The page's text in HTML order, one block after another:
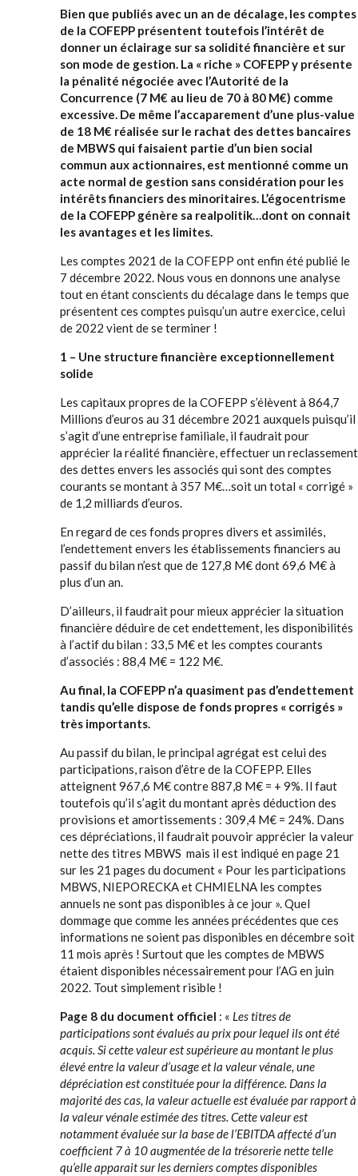
Bien que publiés avec un an de décalage, les comptes
de la COFEPP présentent toutefois l’intérêt de
donner un éclairage sur sa solidité financière et sur
son mode de gestion. La « riche » COFEPP y présente
la pénalité négociée avec l’Autorité de la
Concurrence (7 M€ au lieu de 70 à 80 M€) comme
excessive. De même l’accaparement d’une plus-value
de 18 M€ réalisée sur le rachat des dettes bancaires
de MBWS qui faisaient partie d’un bien social
commun aux actionnaires, est mentionné comme un
acte normal de gestion sans considération pour les
intérêts financiers des minoritaires. L’égocentrisme
de la COFEPP génère sa realpolitik…dont on connait
les avantages et les limites.
Les comptes 2021 de la COFEPP ont enfin été publié le
7 décembre 2022. Nous vous en donnons une analyse
tout en étant conscients du décalage dans le temps que
présentent ces comptes puisqu’un autre exercice, celui
de 2022 vient de se terminer !
1 – Une structure financière exceptionnellement
solide
Les capitaux propres de la COFEPP s’élèvent à 864,7
Millions d’euros au 31 décembre 2021 auxquels puisqu’il
s’agit d’une entreprise familiale, il faudrait pour
apprécier la réalité financière, effectuer un reclassement
des dettes envers les associés qui sont des comptes
courants se montant à 357 M€…soit un total « corrigé »
de 1,2 milliards d’euros.
En regard de ces fonds propres divers et assimilés,
l’endettement envers les établissements financiers au
passif du bilan n’est que de 127,8 M€ dont 69,6 M€ à
plus d’un an.
D’ailleurs, il faudrait pour mieux apprécier la situation
financière déduire de cet endettement, les disponibilités
à l’actif du bilan : 33,5 M€ et les comptes courants
d’associés : 88,4 M€ = 122 M€.
Au final, la COFEPP n’a quasiment pas d’endettement
tandis qu’elle dispose de fonds propres « corrigés »
très importants.
Au passif du bilan, le principal agrégat est celui des
participations, raison d’être de la COFEPP. Elles
atteignent 967,6 M€ contre 887,8 M€ = + 9%. Il faut
toutefois qu’il s’agit du montant après déduction des
provisions et amortissements : 309,4 M€ = 24%. Dans
ces dépréciations, il faudrait pouvoir apprécier la valeur
nette des titres MBWS mais il est indiqué en page 21
sur les 21 pages du document « Pour les participations
MBWS, NIEPORECKA et CHMIELNA les comptes
annuels ne sont pas disponibles à ce jour ». Quel
dommage que comme les années précédentes que ces
informations ne soient pas disponibles en décembre soit
11 mois après ! Surtout que les comptes de MBWS
étaient disponibles nécessairement pour l’AG en juin
2022. Tout simplement risible !
Page 8 du document officiel : « Les titres de
participations sont évalués au prix pour lequel ils ont été
acquis. Si cette valeur est supérieure au montant le plus
élevé entre la valeur d’usage et la valeur vénale, une
dépréciation est constituée pour la différence. Dans la
majorité des cas, la valeur actuelle est évaluée par rapport à
la valeur vénale estimée des titres. Cette valeur est
notamment évaluée sur la base de l’EBITDA affecté d’un
coefficient 7 à 10 augmentée de la trésorerie nette telle
qu’elle apparait sur les derniers comptes disponibles